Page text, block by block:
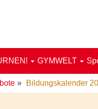
GYMWELT
Bildungskalender